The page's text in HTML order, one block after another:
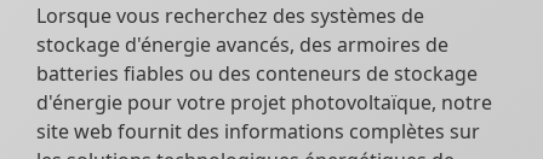
Lorsque vous recherchez des systèmes de
stockage d'énergie avancés, des armoires de
batteries fiables ou des conteneurs de stockage
d'énergie pour votre projet photovoltaïque, notre
site web fournit des informations complètes sur